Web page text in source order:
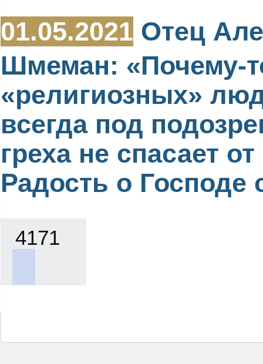
01.05.2021 Отец
Шмеман: «Почему-
«религиозных»
всегда под
греха не спасает от
Радость о Господе
4171